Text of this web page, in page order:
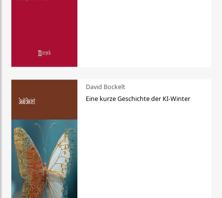
David Bockelt
Eine kurze Geschichte der KI-Winter